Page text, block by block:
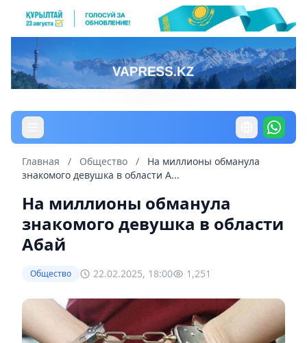
Главная / Общество /
На миллионы обманула
знакомого девушка в области А...
На миллионы обманула
знакомого девушка в области
Абай
Общество 22.02.2025, 18:00 1,251